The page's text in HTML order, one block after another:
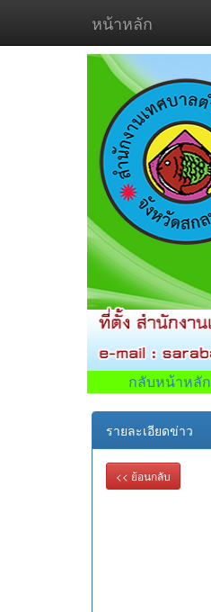
หน้าหลัก
กลับหน้าหลัก
รายละเอียดข่าว
<< ย้อนกลับ